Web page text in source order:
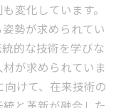
変化しています。
勢が求められてい
的な技術を学びな
が求められていま
けて、在来技術の